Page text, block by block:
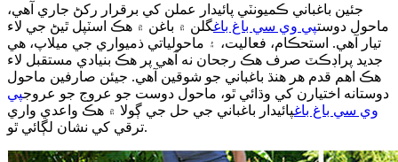
جئين باغباني ڪميونٽي پائيدار عملن کي برقرار رکڻ جاري آهي،
ماحول دوستپي وي سي باغ باغگلن ۾ باغن ۾ هڪ اسٽپل ٿيڻ جي لاء
تيار آهي. استحڪام، فعاليت، ۽ ماحولياتي ذميواري جي ميلاپ، هي
جديد پراڊڪٽ صرف هڪ رجحان نه آهي پر هڪ بنيادي مستقبل لاء
هڪ اهم قدم هر هنڌ باغباني جو شوقين آهي. جيئن صارفين ماحول
دوستانه اختيارن کي وڌائي ٿو، ماحول دوست جو عروج جو عروجپي
وي سي باغ باغپائيدار باغباني جي حل جي ڳولا ۾ هڪ واعدي واري
ترقي کي نشان لڳائي ٿو.